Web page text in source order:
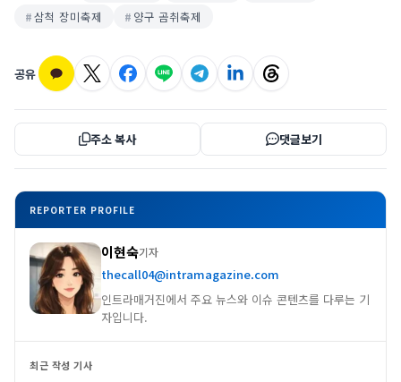
삼척 장미축제
양구 곰취축제
공유
주소 복사 댓글보기
REPORTER PROFILE
이현숙기자
thecall04@intramagazine.com
인트라매거진에서 주요 뉴스와 이슈 콘텐츠를 다루는 기
자입니다.
최근 작성 기사